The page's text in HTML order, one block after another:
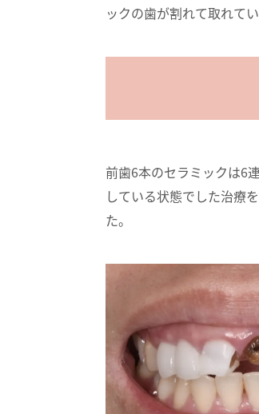
ックの歯が割れて取れて
前歯6本のセラミックは6
している状態でした治療
た。